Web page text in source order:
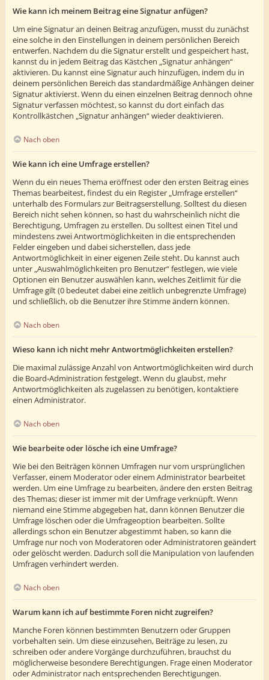
Wie kann ich meinem Beitrag eine Signatur anfügen?
Um eine Signatur an deinen Beitrag anzufügen, musst du zunächst
eine solche in den Einstellungen in deinem persönlichen Bereich
entwerfen. Nachdem du die Signatur erstellt und gespeichert hast,
kannst du in jedem Beitrag das Kästchen „Signatur anhängen“
aktivieren. Du kannst eine Signatur auch hinzufügen, indem du in
deinem persönlichen Bereich das standardmäßige Anhängen deiner
Signatur aktivierst. Wenn du einen einzelnen Beitrag dennoch ohne
Signatur verfassen möchtest, so kannst du dort einfach das
Kontrollkästchen „Signatur anhängen“ wieder deaktivieren.
Nach oben
Wie kann ich eine Umfrage erstellen?
Wenn du ein neues Thema eröffnest oder den ersten Beitrag eines
Themas bearbeitest, findest du ein Register „Umfrage erstellen“
unterhalb des Formulars zur Beitragserstellung. Solltest du diesen
Bereich nicht sehen können, so hast du wahrscheinlich nicht die
Berechtigung, Umfragen zu erstellen. Du solltest einen Titel und
mindestens zwei Antwortmöglichkeiten in die entsprechenden
Felder eingeben und dabei sicherstellen, dass jede
Antwortmöglichkeit in einer eigenen Zeile steht. Du kannst auch
unter „Auswahlmöglichkeiten pro Benutzer“ festlegen, wie viele
Optionen ein Benutzer auswählen kann, welches Zeitlimit für die
Umfrage gilt (0 bedeutet dabei eine zeitlich unbegrenzte Umfrage)
und schließlich, ob die Benutzer ihre Stimme ändern können.
Nach oben
Wieso kann ich nicht mehr Antwortmöglichkeiten erstellen?
Die maximal zulässige Anzahl von Antwortmöglichkeiten wird durch
die Board-Administration festgelegt. Wenn du glaubst, mehr
Antwortmöglichkeiten als zugelassen zu benötigen, kontaktiere
einen Administrator.
Nach oben
Wie bearbeite oder lösche ich eine Umfrage?
Wie bei den Beiträgen können Umfragen nur vom ursprünglichen
Verfasser, einem Moderator oder einem Administrator bearbeitet
werden. Um eine Umfrage zu bearbeiten, ändere den ersten Beitrag
des Themas; dieser ist immer mit der Umfrage verknüpft. Wenn
niemand eine Stimme abgegeben hat, dann können Benutzer die
Umfrage löschen oder die Umfrageoption bearbeiten. Sollte
allerdings schon ein Benutzer abgestimmt haben, so kann die
Umfrage nur noch von Moderatoren oder Administratoren geändert
oder gelöscht werden. Dadurch soll die Manipulation von laufenden
Umfragen verhindert werden.
Nach oben
Warum kann ich auf bestimmte Foren nicht zugreifen?
Manche Foren können bestimmten Benutzern oder Gruppen
vorbehalten sein. Um diese einzusehen, Beiträge zu lesen, zu
schreiben oder andere Vorgänge durchzuführen, brauchst du
möglicherweise besondere Berechtigungen. Frage einen Moderator
oder Administrator nach entsprechenden Berechtigungen.